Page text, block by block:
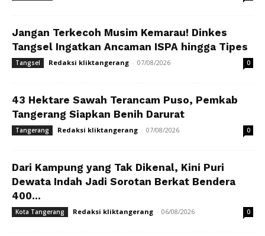
Jangan Terkecoh Musim Kemarau! Dinkes
Tangsel Ingatkan Ancaman ISPA hingga Tipes
Tangsel Redaksi kliktangerang - 07/08/2026 0
43 Hektare Sawah Terancam Puso, Pemkab
Tangerang Siapkan Benih Darurat
Tangerang Redaksi kliktangerang - 07/08/2026 0
Dari Kampung yang Tak Dikenal, Kini Puri
Dewata Indah Jadi Sorotan Berkat Bendera
400...
Kota Tangerang Redaksi kliktangerang - 06/08/2026 0